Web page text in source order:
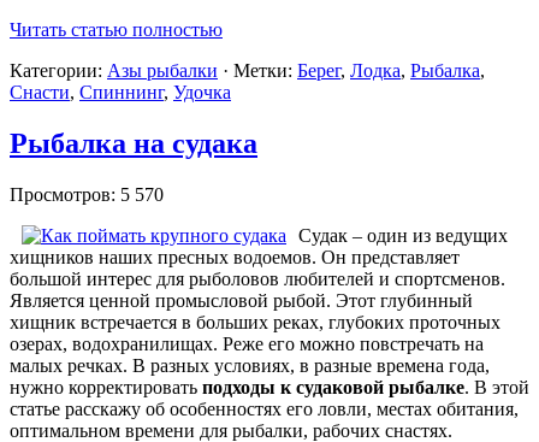
Читать статью полностью
Категории: Азы рыбалки · Метки: Берег, Лодка, Рыбалка,
Снасти, Спиннинг, Удочка
Рыбалка на судака
Просмотров: 5 570
Судак – один из ведущих
хищников наших пресных водоемов. Он представляет
большой интерес для рыболовов любителей и спортсменов.
Является ценной промысловой рыбой. Этот глубинный
хищник встречается в больших реках, глубоких проточных
озерах, водохранилищах. Реже его можно повстречать на
малых речках. В разных условиях, в разные времена года,
нужно корректировать подходы к судаковой рыбалке. В этой
статье расскажу об особенностях его ловли, местах обитания,
оптимальном времени для рыбалки, рабочих снастях.